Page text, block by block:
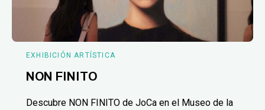
EXHIBICIÓN ARTÍSTICA
NON FINITO
Descubre NON FINITO de JoCa en el Museo de la